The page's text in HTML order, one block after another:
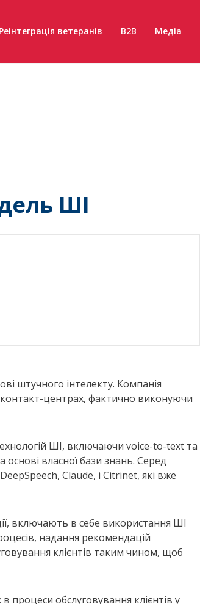
Реінтеграція ветеранів B2B Медіа
ШІ
штучного інтелекту. Компанія
центрах, фактично виконуючи
ШІ, включаючи voice-to-text та
власної бази знань. Серед
Claude, і Citrinet, які вже
включають в себе використання ШІ
надання рекомендацій
клієнтів таким чином, щоб
процеси обслуговування клієнтів у